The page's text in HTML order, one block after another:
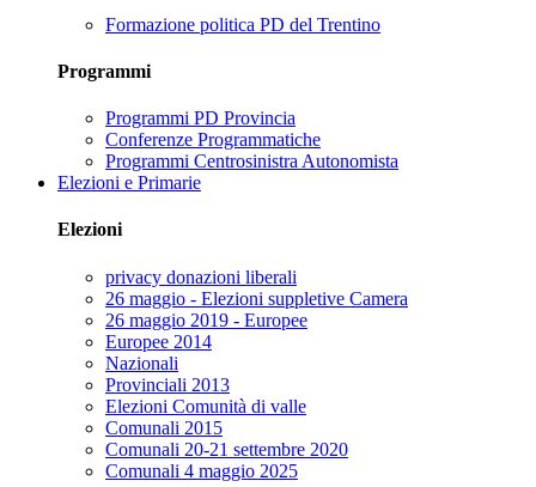
Formazione politica PD del Trentino
Programmi
Programmi PD Provincia
Conferenze Programmatiche
Programmi Centrosinistra Autonomista
Elezioni e Primarie
Elezioni
privacy donazioni liberali
26 maggio - Elezioni suppletive Camera
26 maggio 2019 - Europee
Europee 2014
Nazionali
Provinciali 2013
Elezioni Comunità di valle
Comunali 2015
Comunali 20-21 settembre 2020
Comunali 4 maggio 2025